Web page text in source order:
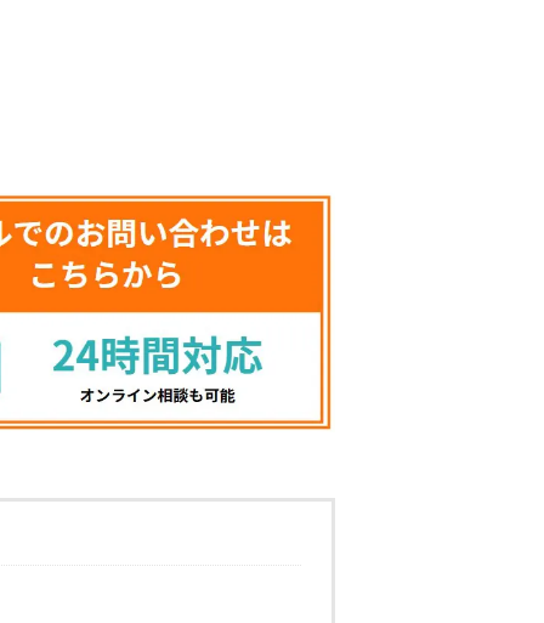
思
新